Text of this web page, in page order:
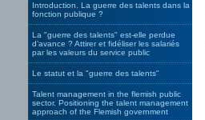
Introduction. La guerre des talents dans la
fonction publique ?
La "guerre des talents" est-elle perdue
d’avance ? Attirer et fidéliser les salariés
par les valeurs du service public
Le statut et la "guerre des talents"
Talent management in the flemish public
sector. Positioning the talent management
approach of the Flemish government